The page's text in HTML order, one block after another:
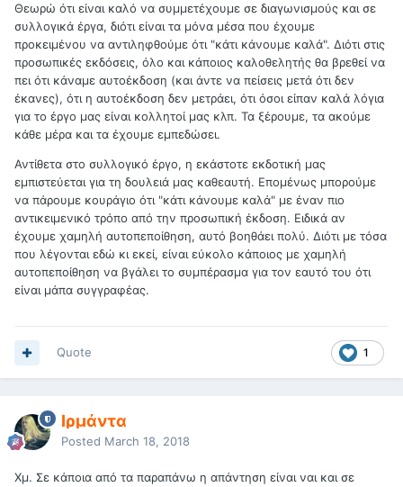
Θεωρώ ότι είναι καλό να συμμετέχουμε σε διαγωνισμούς και σε
συλλογικά έργα, διότι είναι τα μόνα μέσα που έχουμε
προκειμένου να αντιληφθούμε ότι "κάτι κάνουμε καλά". Διότι στις
προσωπικές εκδόσεις, όλο και κάποιος καλοθελητής θα βρεθεί να
πει ότι κάναμε αυτοέκδοση (και άντε να πείσεις μετά ότι δεν
έκανες), ότι η αυτοέκδοση δεν μετράει, ότι όσοι είπαν καλά λόγια
για το έργο μας είναι κολλητοί μας κλπ. Τα ξέρουμε, τα ακούμε
κάθε μέρα και τα έχουμε εμπεδώσει.
Αντίθετα στο συλλογικό έργο, η εκάστοτε εκδοτική μας
εμπιστεύεται για τη δουλειά μας καθεαυτή. Επομένως μπορούμε
να πάρουμε κουράγιο ότι "κάτι κάνουμε καλά" με έναν πιο
αντικειμενικό τρόπο από την προσωπική έκδοση. Ειδικά αν
έχουμε χαμηλή αυτοπεποίθηση, αυτό βοηθάει πολύ. Διότι με τόσα
που λέγονται εδώ κι εκεί, είναι εύκολο κάποιος με χαμηλή
αυτοπεποίθηση να βγάλει το συμπέρασμα για τον εαυτό του ότι
είναι μάπα συγγραφέας.
1
Quote
Ιρμάντα
Posted March 18, 2018
Χμ. Σε κάποια από τα παραπάνω η απάντηση είναι ναι και σε